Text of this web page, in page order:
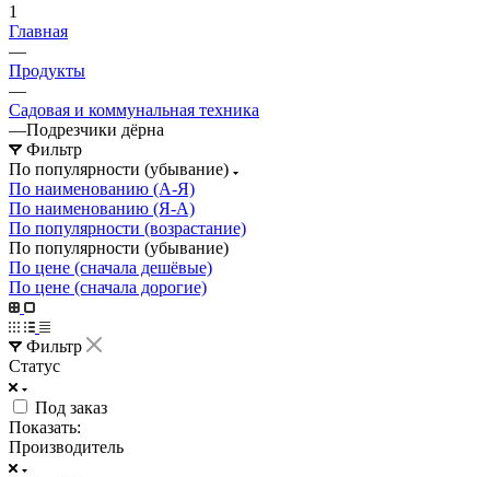
1
Главная
—
Продукты
—
Садовая и коммунальная техника
—Подрезчики дёрна
Фильтр
По популярности (убывание)
По наименованию (А-Я)
По наименованию (Я-А)
По популярности (возрастание)
По популярности (убывание)
По цене (сначала дешёвые)
По цене (сначала дорогие)
Фильтр
Статус
Под заказ
Показать:
Производитель